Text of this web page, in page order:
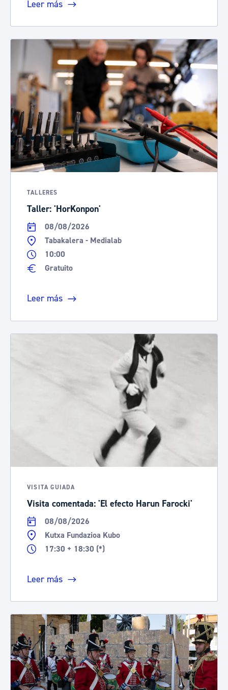
Leer más
TALLERES
Taller: 'HorKonpon'
08/08/2026
Tabakalera - Medialab
10:00
Gratuito
Leer más
VISITA GUIADA
Visita comentada: 'El efecto Harun Farocki'
08/08/2026
Kutxa Fundazioa Kubo
17:30 + 18:30 (*)
Leer más